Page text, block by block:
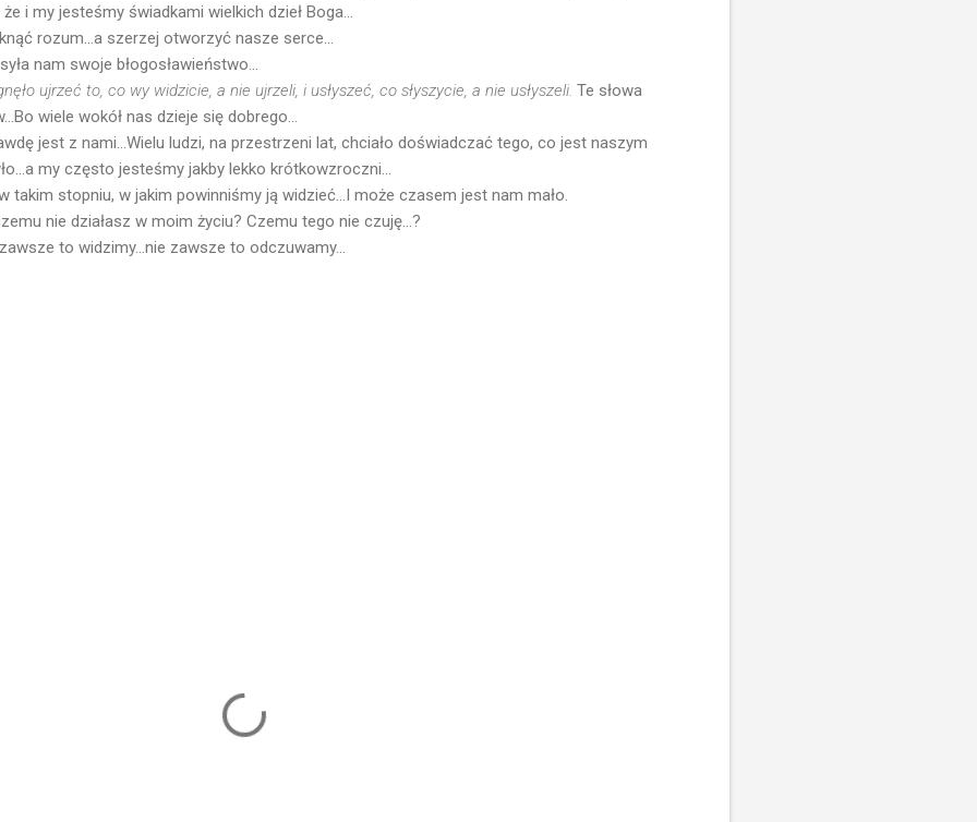
i my jesteśmy świadkami wielkich dzieł Boga...
rozum...a szerzej otworzyć nasze serce...
nam swoje błogosławieństwo...
ujrzeć to, co wy widzicie, a nie ujrzeli, i usłyszeć, co słyszycie, a nie usłyszeli. Te słowa
wiele wokół nas dzieje się dobrego...
jest z nami...Wielu ludzi, na przestrzeni lat, chciało doświadczać tego, co jest naszym
my często jesteśmy jakby lekko krótkowzroczni...
takim stopniu, w jakim powinniśmy ją widzieć...I może czasem jest nam mało.
nie działasz w moim życiu? Czemu tego nie czuję...?
to widzimy...nie zawsze to odczuwamy...